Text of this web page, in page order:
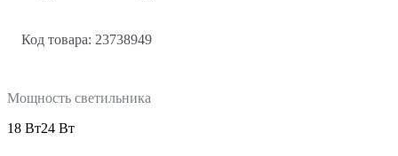
Код товара: 23738949
Мощность светильника
18 Вт24 Вт